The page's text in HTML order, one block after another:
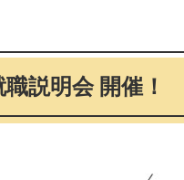
説明会 開催！